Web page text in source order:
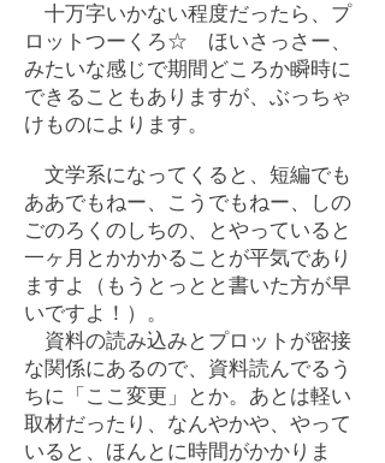
十万字いかない程度だったら、プ
ロットつーくろ☆ ほいさっさー、
みたいな感じで期間どころか瞬時に
できることもありますが、ぶっちゃ
けものによります。
文学系になってくると、短編でも
ああでもねー、こうでもねー、しの
ごのろくのしちの、とやっていると
一ヶ月とかかかることが平気であり
ますよ（もうとっとと書いた方が早
いですよ！）。
資料の読み込みとプロットが密接
な関係にあるので、資料読んでるう
ちに「ここ変更」とか。あとは軽い
取材だったり、なんやかや、やって
いると、ほんとに時間がかかりま